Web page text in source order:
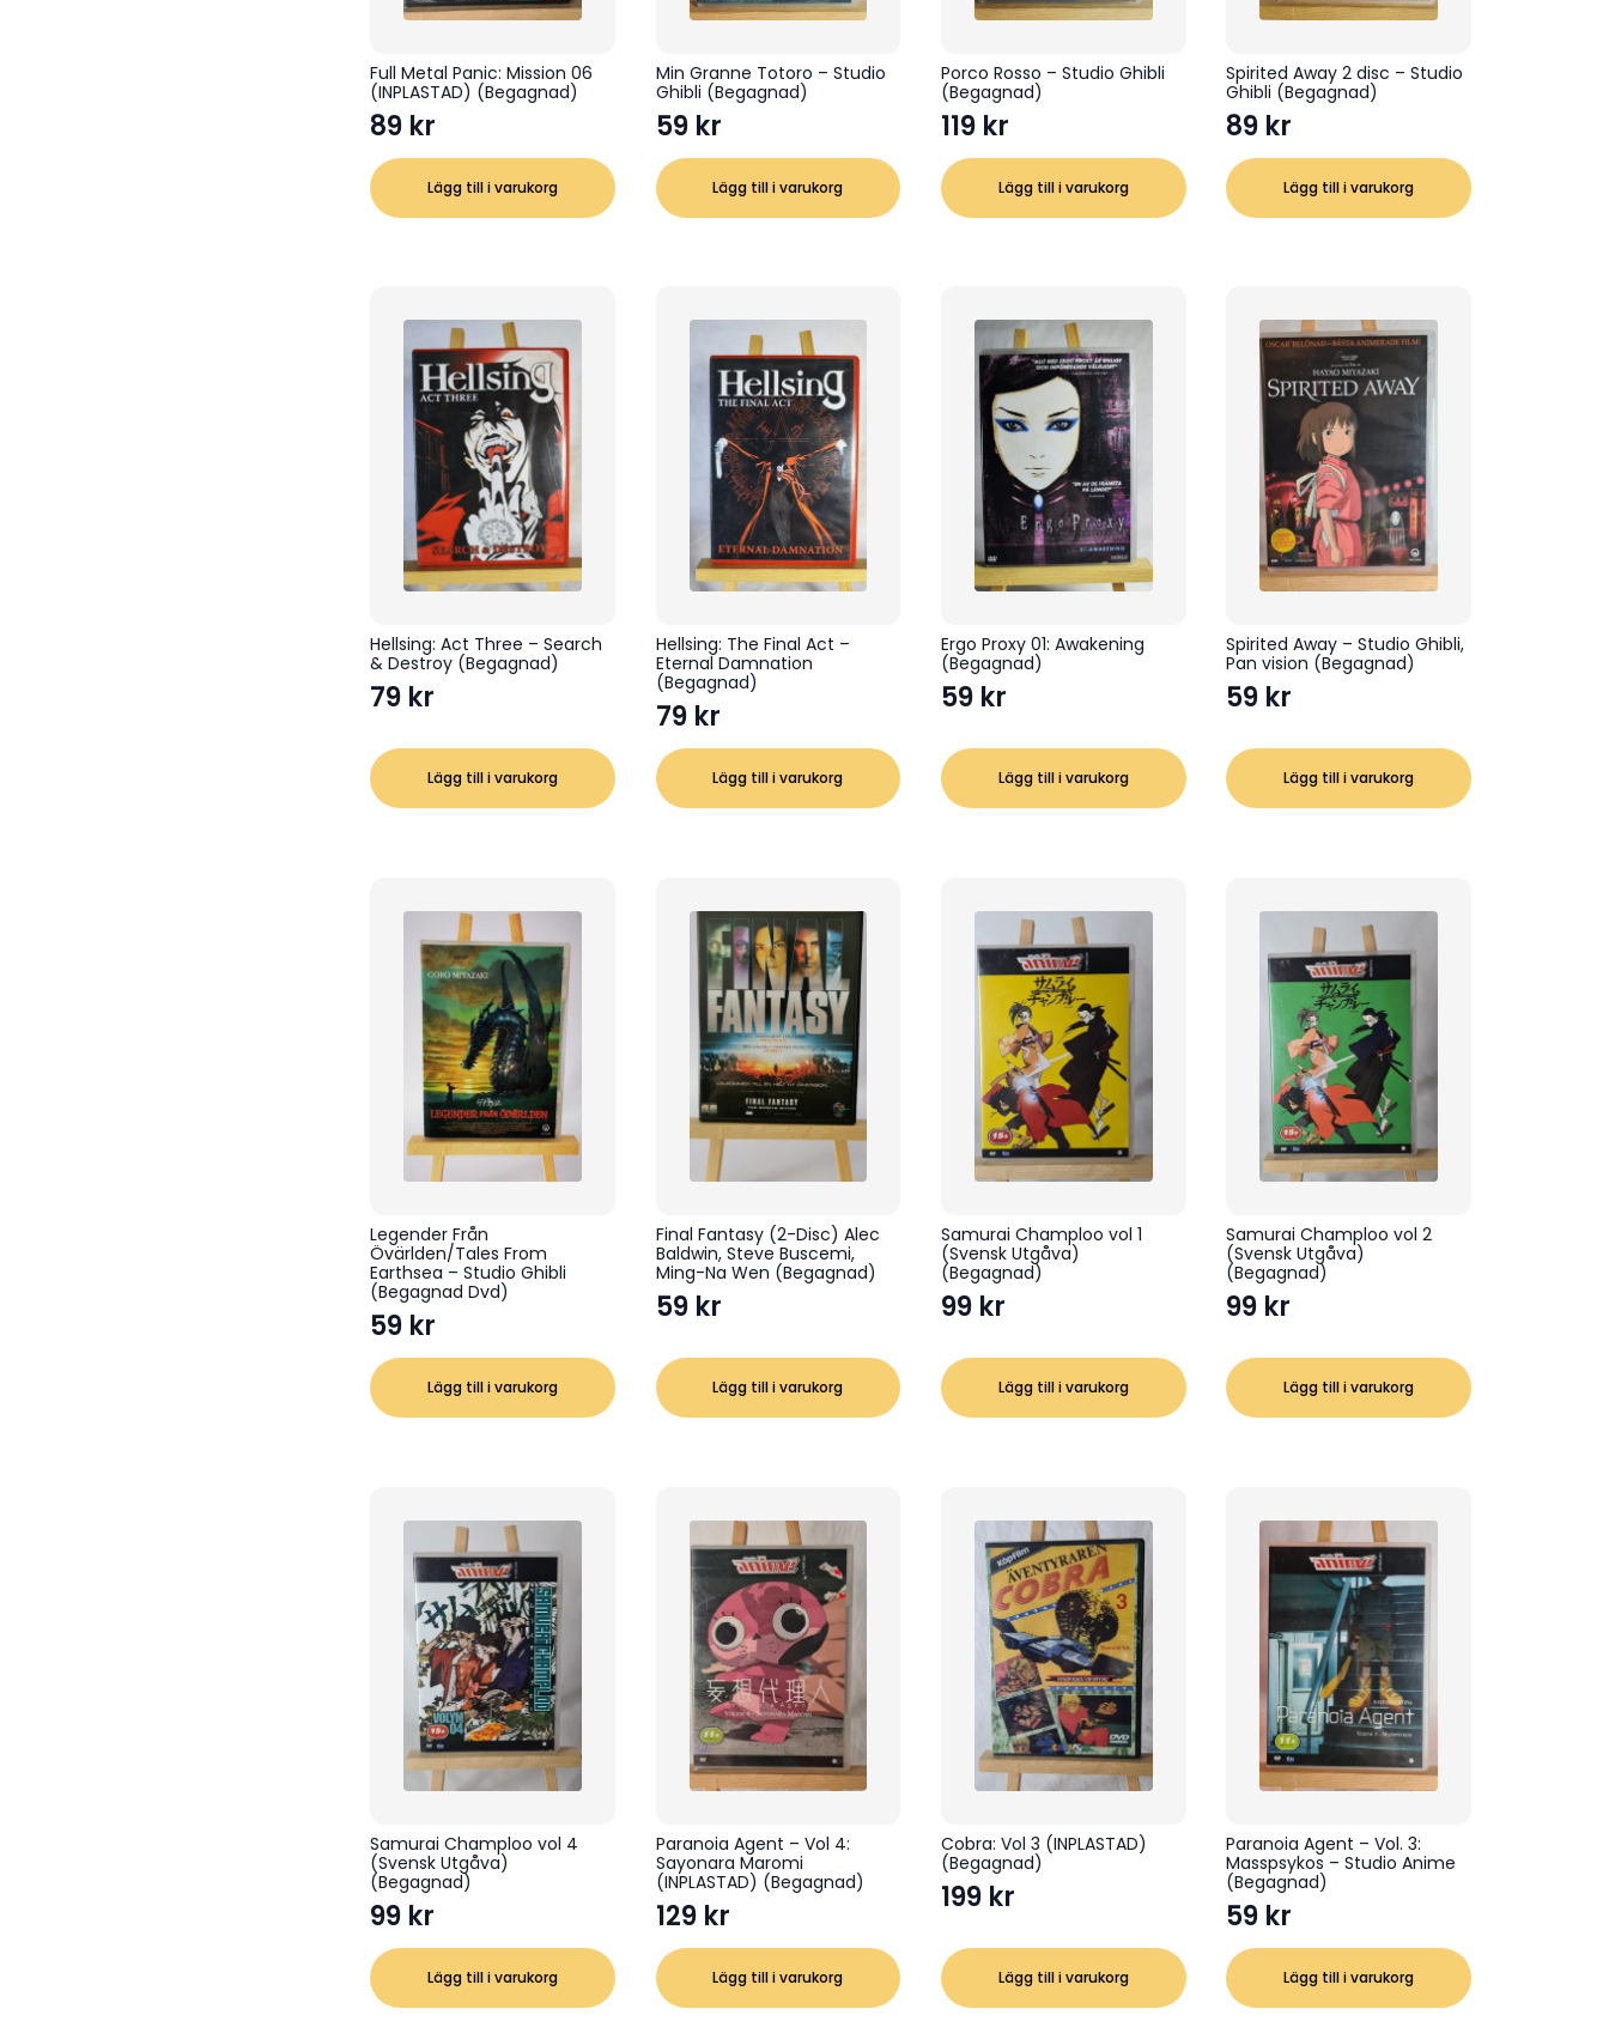
Full Metal Panic: Mission 06
(INPLASTAD) (Begagnad)
89 kr
Lägg till i varukorg
Min Granne Totoro – Studio
Ghibli (Begagnad)
59 kr
Lägg till i varukorg
Porco Rosso – Studio Ghibli
(Begagnad)
119 kr
Lägg till i varukorg
Spirited Away 2 disc – Studio
Ghibli (Begagnad)
89 kr
Lägg till i varukorg
Hellsing: Act Three – Search
& Destroy (Begagnad)
79 kr
Lägg till i varukorg
Hellsing: The Final Act –
Eternal Damnation
(Begagnad)
79 kr
Lägg till i varukorg
Ergo Proxy 01: Awakening
(Begagnad)
59 kr
Lägg till i varukorg
Spirited Away – Studio Ghibli,
Pan vision (Begagnad)
59 kr
Lägg till i varukorg
Legender Från
Övärlden/Tales From
Earthsea – Studio Ghibli
(Begagnad Dvd)
59 kr
Lägg till i varukorg
Final Fantasy (2-Disc) Alec
Baldwin, Steve Buscemi,
Ming-Na Wen (Begagnad)
59 kr
Lägg till i varukorg
Samurai Champloo vol 1
(Svensk Utgåva)
(Begagnad)
99 kr
Lägg till i varukorg
Samurai Champloo vol 2
(Svensk Utgåva)
(Begagnad)
99 kr
Lägg till i varukorg
Samurai Champloo vol 4
(Svensk Utgåva)
(Begagnad)
99 kr
Lägg till i varukorg
Paranoia Agent – Vol 4:
Sayonara Maromi
(INPLASTAD) (Begagnad)
129 kr
Lägg till i varukorg
Cobra: Vol 3 (INPLASTAD)
(Begagnad)
199 kr
Lägg till i varukorg
Paranoia Agent – Vol. 3:
Masspsykos – Studio Anime
(Begagnad)
59 kr
Lägg till i varukorg